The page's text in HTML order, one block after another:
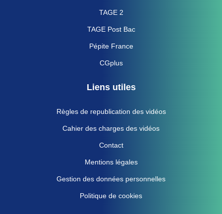
TAGE 2
TAGE Post Bac
Pépite France
CGplus
Liens utiles
Règles de republication des vidéos
Cahier des charges des vidéos
Contact
Mentions légales
Gestion des données personnelles
Politique de cookies